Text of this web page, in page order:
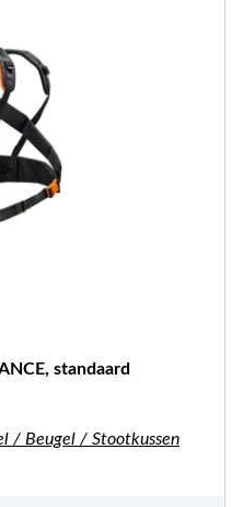
standaard
/ Beugel / Stootkussen